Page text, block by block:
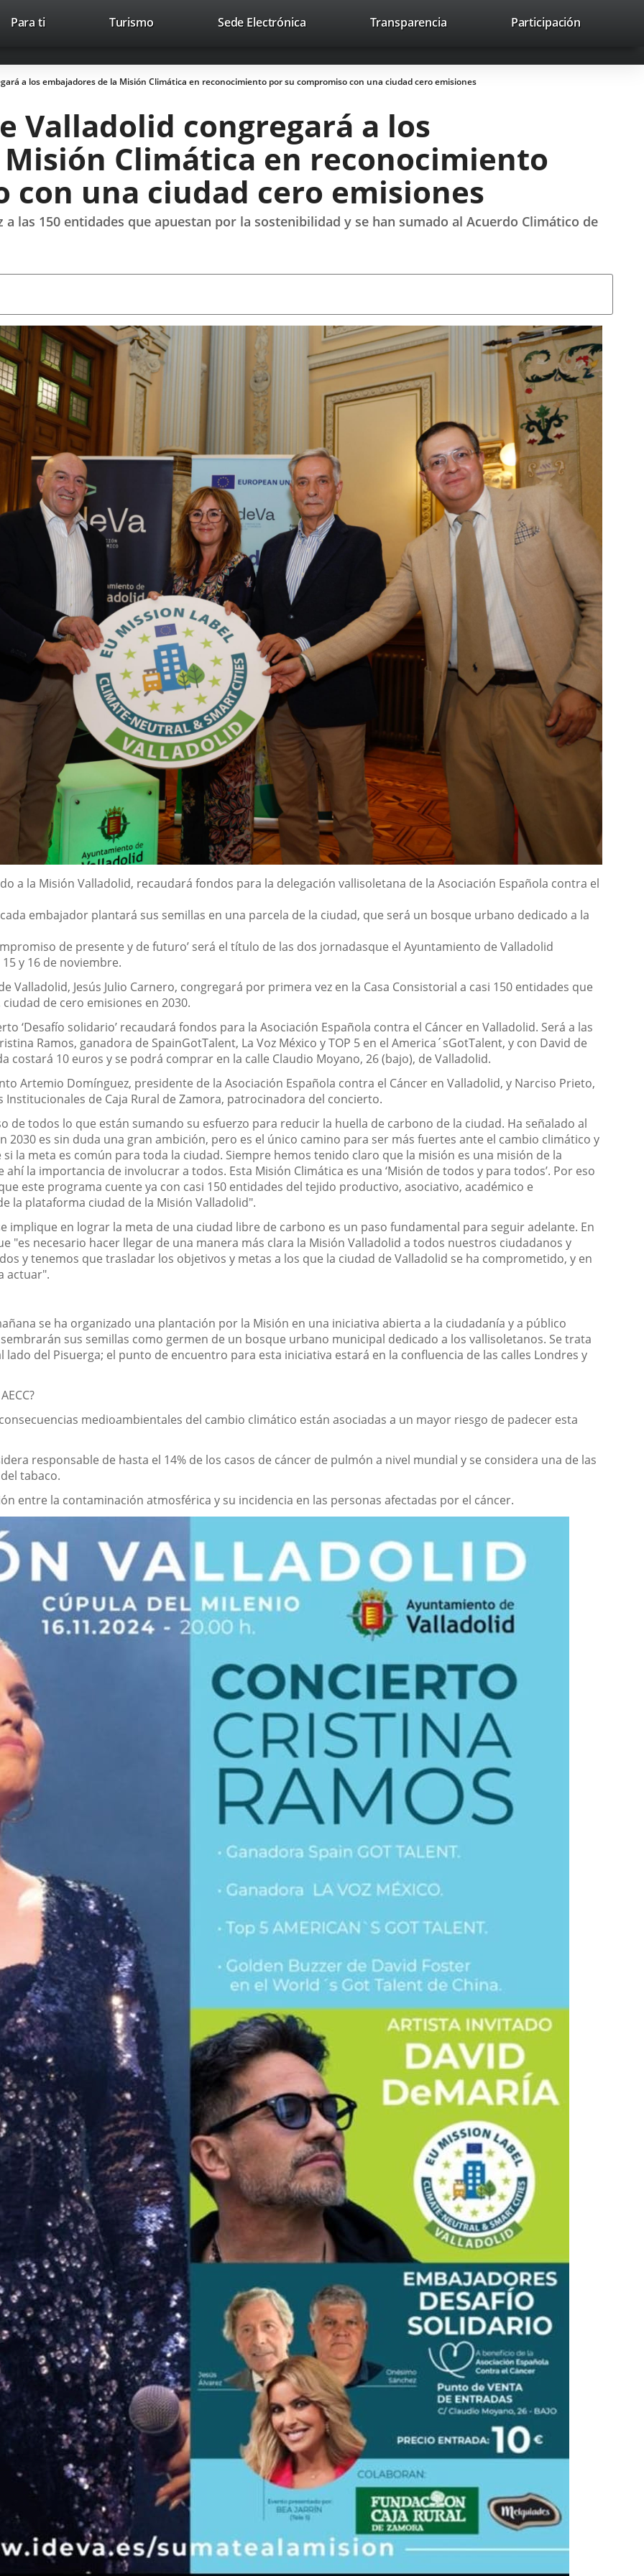
Trabaja con nosotros Contacto avaHeaderSocial
Enlace
una
aplicación
Enlace
una
aplicación
Enlace
una
aplicación
Buscar
Para ti TurismoEste
abrirá
en
ventana
nueva.
Sede ElectrónicaEnlace
aplicación
externa.
Transparencia Participación
a los embajadores de la Misión Climática en reconocimiento por su compromiso con una ciudad cero emisiones
Valladolid congregará a los
Climática en reconocimiento
con una ciudad cero emisiones
las 150 entidades que apuestan por la sostenibilidad y se han sumado al Acuerdo Climático de
a la Misión Valladolid, recaudará fondos para la delegación vallisoletana de laAsociación Española contra el
embajador plantará sus semillas en una parcela de la ciudad, que será un bosque urbano dedicado a la
de presente y de futuro’ será el título de las dos jornadasque el Ayuntamiento de Valladolid
15 y 16 de noviembre.
Valladolid, Jesús Julio Carnero, congregará por primera vez en la Casa Consistorial a casi 150 entidades que
de cero emisiones en 2030.
‘Desafío solidario’ recaudará fondos para la Asociación Española contra el Cáncer en Valladolid. Será a las
Ramos, ganadora de SpainGotTalent, La Voz México y TOP 5 en elAmerica´sGotTalent, y con David de
costará 10 euros y se podrá comprar en la calle Claudio Moyano, 26(bajo), de Valladolid.
Artemio Domínguez, presidente de laAsociación Española contra el Cáncer en Valladolid, y Narciso Prieto,
Institucionales de Caja Rural de Zamora, patrocinadora del concierto.
de todos lo que están sumando su esfuerzo para reducir la huella de carbono de la ciudad. Ha señalado al
2030 es sin duda una gran ambición, pero es el único camino para ser más fuertes ante el cambio climático y
la meta es común para toda la ciudad. Siempre hemos tenido claro que la misión es una misión de la
la importancia de involucrar a todos. Esta Misión Climática es una ‘Misión de todos y para todos’. Por eso
este programa cuente ya con casi 150 entidades del tejido productivo, asociativo, académico e
la plataforma ciudad de la Misión Valladolid".
implique en lograr la meta de una ciudad libre de carbono es un paso fundamental para seguir adelante. En
"es necesario hacer llegar de una manera más clara la Misión Valladolid a todos nuestros ciudadanos y
y tenemos que trasladar los objetivos y metas a los que la ciudad de Valladolid se ha comprometido, y en
actuar".
se ha organizado una plantación por la Misión en una iniciativa abierta a la ciudadanía y a público
sus semillas como germen de un bosque urbano municipal dedicado a los vallisoletanos. Se trata
del Pisuerga; el punto de encuentro para esta iniciativa estará en la confluencia de las calles Londres y
medioambientales del cambio climático están asociadas a un mayor riesgo de padecer esta
responsable de hasta el 14% de los casos de cáncer de pulmón a nivel mundial y se considera una de las
tabaco.
entre la contaminación atmosférica y su incidencia en las personas afectadas por el cáncer.